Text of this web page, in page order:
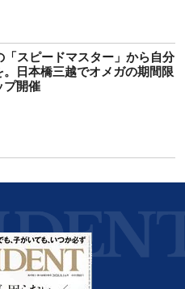
「スピードマスター」から自分
。日本橋三越でオメガの期間限
プ開催